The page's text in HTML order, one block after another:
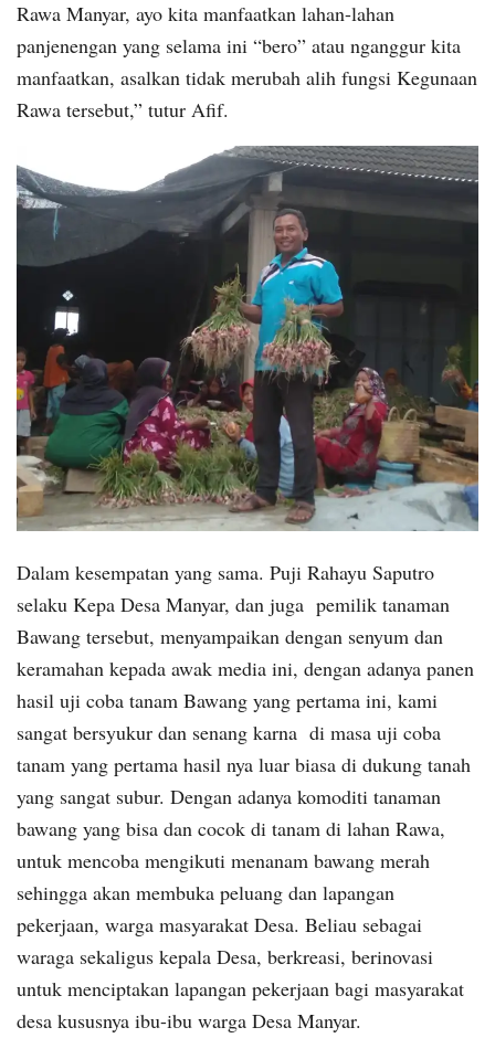
Rawa Manyar, ayo kita manfaatkan lahan-lahan
panjenengan yang selama ini “bero” atau nganggur kita
manfaatkan, asalkan tidak merubah alih fungsi Kegunaan
Rawa tersebut,” tutur Afif.
Dalam kesempatan yang sama. Puji Rahayu Saputro
selaku Kepa Desa Manyar, dan juga pemilik tanaman
Bawang tersebut, menyampaikan dengan senyum dan
keramahan kepada awak media ini, dengan adanya panen
hasil uji coba tanam Bawang yang pertama ini, kami
sangat bersyukur dan senang karna di masa uji coba
tanam yang pertama hasil nya luar biasa di dukung tanah
yang sangat subur. Dengan adanya komoditi tanaman
bawang yang bisa dan cocok di tanam di lahan Rawa,
untuk mencoba mengikuti menanam bawang merah
sehingga akan membuka peluang dan lapangan
pekerjaan, warga masyarakat Desa. Beliau sebagai
waraga sekaligus kepala Desa, berkreasi, berinovasi
untuk menciptakan lapangan pekerjaan bagi masyarakat
desa kususnya ibu-ibu warga Desa Manyar.